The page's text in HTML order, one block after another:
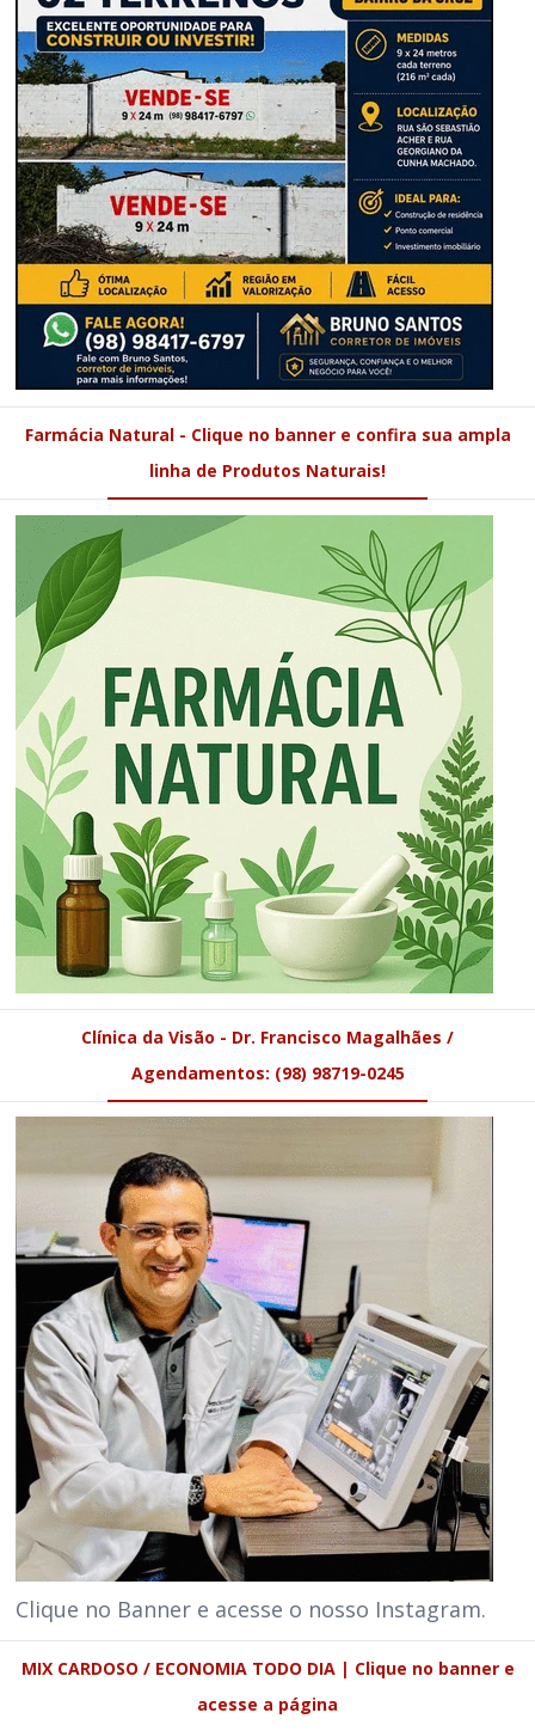
Farmácia Natural - Clique no banner e confira sua ampla
linha de Produtos Naturais!
Clínica da Visão - Dr. Francisco Magalhães /
Agendamentos: (98) 98719-0245
Clique no Banner e acesse o nosso Instagram.
MIX CARDOSO / ECONOMIA TODO DIA | Clique no banner e
acesse a página